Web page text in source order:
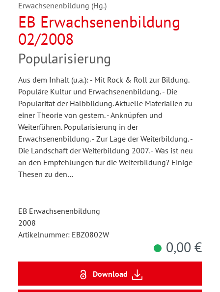
Erwachsenenbildung (Hg.)
EB Erwachsenenbildung
02/2008
Popularisierung
Aus dem Inhalt (u.a.): - Mit Rock & Roll zur Bildung.
Populäre Kultur und Erwachsenenbildung. - Die
Popularität der Halbbildung. Aktuelle Materialien zu
einer Theorie von gestern. - Anknüpfen und
Weiterführen. Popularisierung in der
Erwachsenenbildung. - Zur Lage der Weiterbildung. -
Die Landschaft der Weiterbildung 2007. - Was ist neu
an den Empfehlungen für die Weiterbildung? Einige
Thesen zu den…
EB Erwachsenenbildung
2008
Artikelnummer: EBZ0802W
0,00 €
Download